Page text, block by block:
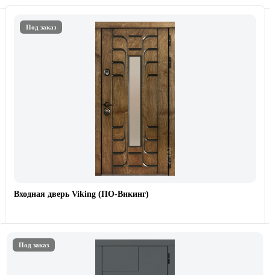
Под заказ
Входная дверь Viking (ПО-Викинг)
Под заказ